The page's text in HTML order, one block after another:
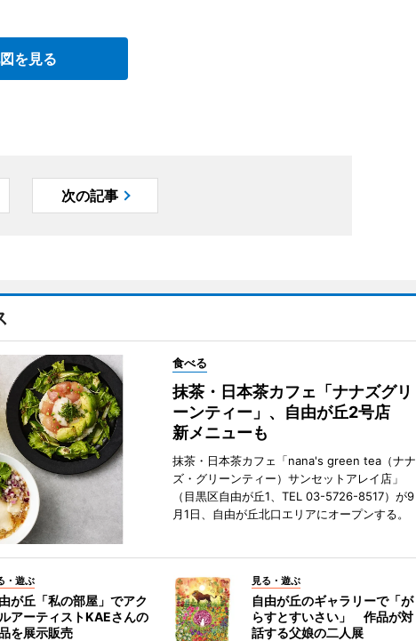
を見る
次の記事
食べる
抹茶・日本茶カフェ「ナナズグリ
ーンティー」、自由が丘2号店
新メニューも
抹茶・日本茶カフェ「nana's green tea（ナナ
ズ・グリーンティー）サンセットアレイ店」
（目黒区自由が丘1、TEL 03-5726-8517）が9
月1日、自由が丘北口エリアにオープンする。
・遊ぶ
が丘「私の部屋」でアク
アーティストKAEさんの
を展示販売
見る・遊ぶ
自由が丘のギャラリーで「が
らすとすいさい」 作品が対
話する父娘の二人展